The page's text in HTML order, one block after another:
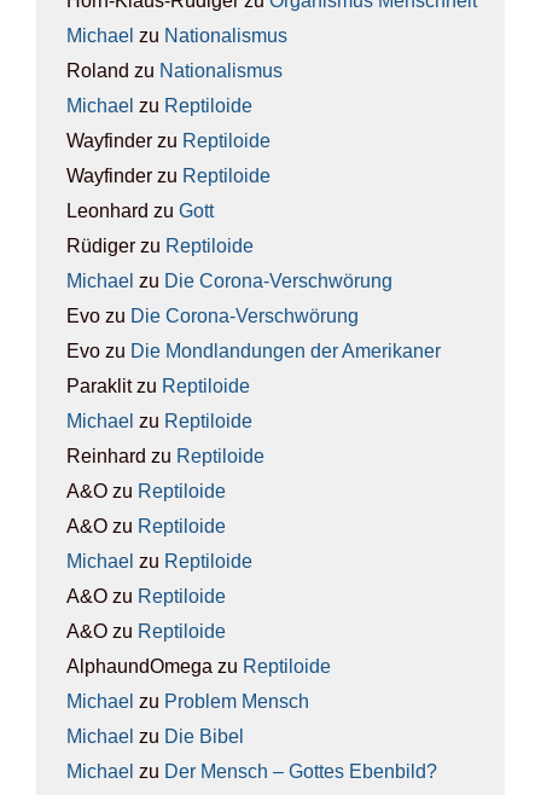
Michael zu Natio­na­lis­mus
Roland zu Natio­na­lis­mus
Michael zu Rep­ti­lo­ide
Wayfinder zu Rep­ti­lo­ide
Wayfinder zu Rep­ti­lo­ide
Leonhard zu Gott
Rüdiger zu Rep­ti­lo­ide
Michael zu Die Coro­na-Ver­schwö­rung
Evo zu Die Coro­na-Ver­schwö­rung
Evo zu Die Mond­lan­dun­gen der Ame­ri­ka­ner
Paraklitzu Rep­ti­lo­ide
Michael zu Rep­ti­lo­ide
Reinhard zu Rep­ti­lo­ide
A&O zu Rep­ti­lo­ide
A&O zu Rep­ti­lo­ide
Michael zu Rep­ti­lo­ide
A&O zu Rep­ti­lo­ide
A&O zu Rep­ti­lo­ide
AlphaundOmega zu Rep­ti­lo­ide
Michael zu Pro­blem Mensch
Michael zu Die Bibel
Michael zu Der Mensch – Got­tes Eben­bild?